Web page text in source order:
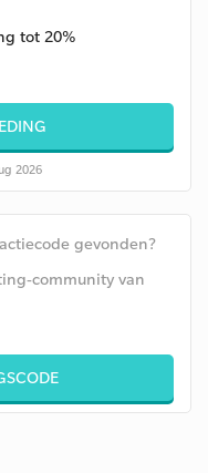
tot 20%
2026
gevonden?
community van